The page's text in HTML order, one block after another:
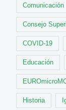
Comunicación
Consejo
COVID-19
Educación
Historia